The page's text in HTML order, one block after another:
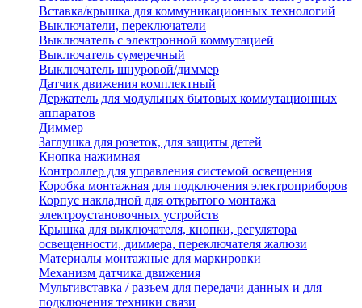
Вставка/крышка для коммуникационных технологий
Выключатели, переключатели
Выключатель с электронной коммутацией
Выключатель сумеречный
Выключатель шнуровой/диммер
Датчик движения комплектный
Держатель для модульных бытовых коммутационных
аппаратов
Диммер
Заглушка для розеток, для защиты детей
Кнопка нажимная
Контроллер для управления системой освещения
Коробка монтажная для подключения электроприборов
Корпус накладной для открытого монтажа
электроустановочных устройств
Крышка для выключателя, кнопки, регулятора
освещенности, диммера, переключателя жалюзи
Материалы монтажные для маркировки
Механизм датчика движения
Мультивставка / разъем для передачи данных и для
подключения техники связи